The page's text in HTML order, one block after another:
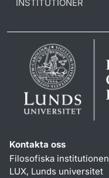
INSTITUTIONER
Kontakta oss
Filosofiska institutionen
LUX, Lunds universitet